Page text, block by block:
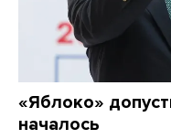
«Яблоко»
началось